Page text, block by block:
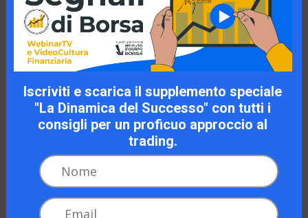
L’assicurazione sulla vita del tuo
portafoglio
Alessio Trottarelli
20 Aprile ore 18.00
Iscriviti e scarica il supplemento speciale
"La Dinamica del Successo" con tutti i
consigli per un proficuo approccio al
trading.